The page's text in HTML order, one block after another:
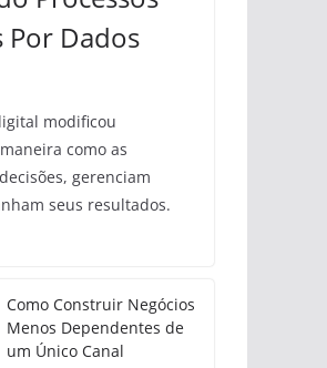
Dados
modificou
como as
gerenciam
seus resultados.
Como Construir Negócios
Menos Dependentes de
um Único Canal